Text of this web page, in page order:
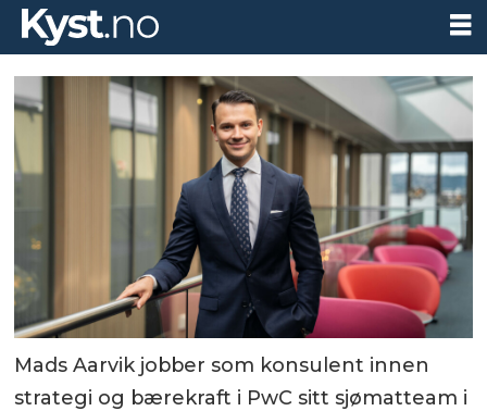
Mads Aarvik jobber som konsulent innen
strategi og bærekraft i PwC sitt sjømatteam i